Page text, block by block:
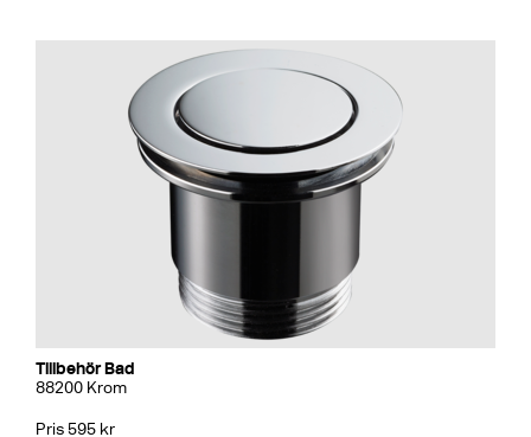
Tillbehör Bad
88200 Krom
Pris 595 kr